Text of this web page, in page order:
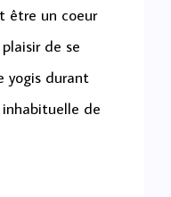
être un coeur
de se
yogis durant
de